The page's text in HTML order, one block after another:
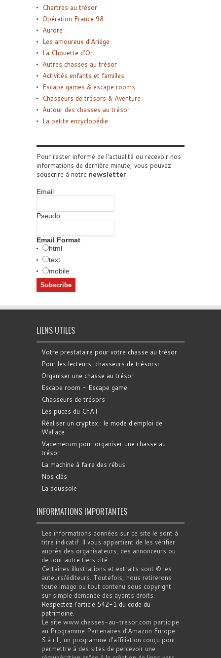
Chartres au trésor
Opération France 98
Aurore
Les amoureux d’Ariège
La Chouette d’Or
Autres chasses au trésor
Activités enfants et familles
Escape games & escape rooms
Chasseurs de trésors & Aventure
Autour des chasses au trésor
La petite encyclopédie
Pour rester informé de l'actualité ou recevoir nos
informations de dernière minute, vous pouvez
souscrire à notre newsletter.
Email
Pseudo
Email Format
html
text
mobile
LIENS UTILES
Votre prestataire pour votre chasse au trésor
Pour les lecteurs, chasseurs de trésorsr
Organiser une chasse au trésor
Escape room - Escape game
Chasseurs de trésors
Les puces du ChAT
Réaliser un cryptex : le mode d'emploi de
Wallace
Vademecum pour organiser une chasse au
trésor
La machine à faire des rébus
Nos clés
La boussole
INFORMATIONS IMPORTANTES
Les informations données sur ce site le sont à
titre indicatif. Il vous appartient de les vérifier
auprès des organisateurs, des annonceurs ou
de tout autre tiers cité.
Certaines illustrations et extraits sont © les
auteurs/éditeurs. Toutefois, nous retirerons
toute image ou tout contenu sous copyright
sur simple demande des ayants droits.
Respectez l'article 542-1 du code du
patrimoine.
Le site www.chasses-au-tresor.com participe
au Programme Partenaires d’Amazon Europe
S.à r.l., un programme d’affiliation conçu pour
permettre à des sites de percevoir une